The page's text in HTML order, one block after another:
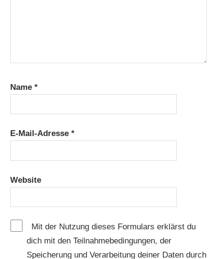
Name*
E-Mail-Adresse*
Website
Mit der Nutzung dieses Formulars erklärst du
dich mit den Teilnahmebedingungen, der
Speicherung und Verarbeitung deiner Daten durch